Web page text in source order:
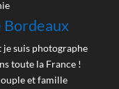
Bordeaux
je suis photographe
toute la France !
et famille